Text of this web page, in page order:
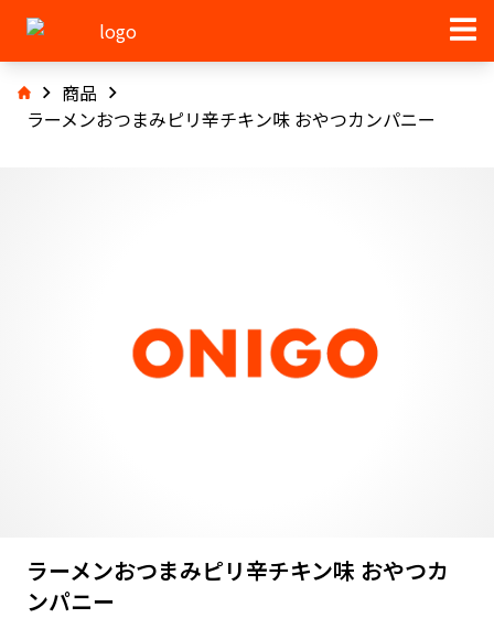
商品
ラーメンおつまみピリ辛チキン味 おやつカンパニー
ラーメンおつまみピリ辛チキン味 おやつカ
ンパニー